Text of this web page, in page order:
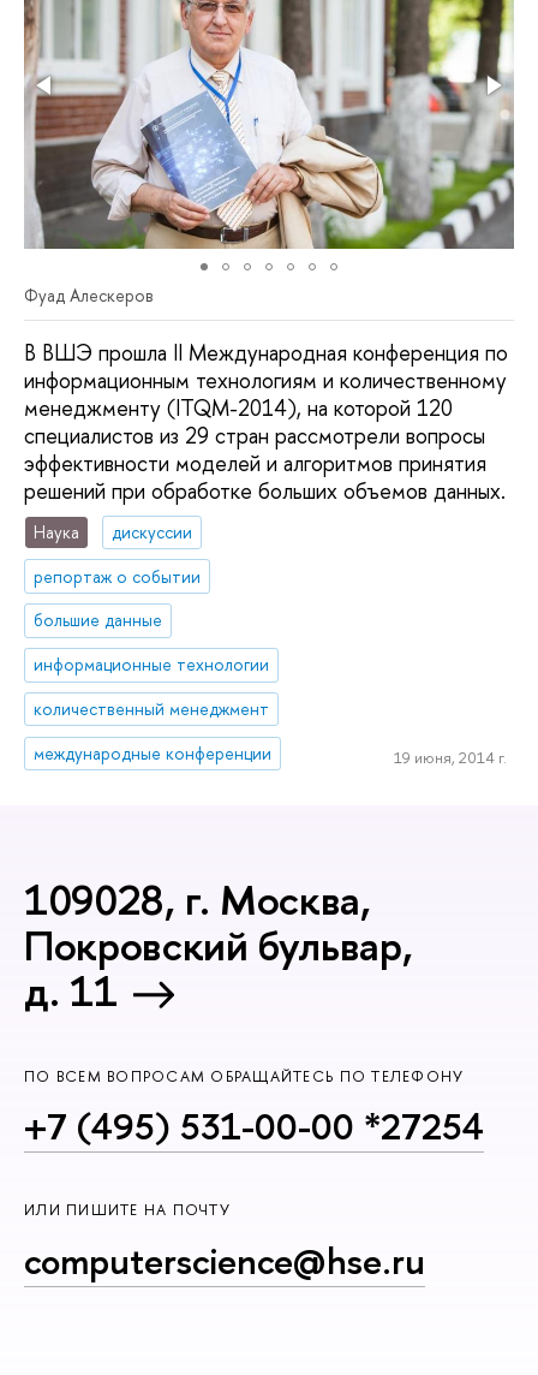
Фуад Алескеров
В ВШЭ прошла II Международная конференция по
информационным технологиям и количественному
менеджменту (ITQM-2014), на которой 120
специалистов из 29 стран рассмотрели вопросы
эффективности моделей и алгоритмов принятия
решений при обработке больших объемов данных.
Наука
дискуссии
репортаж о событии
большие данные
информационные технологии
количественный менеджмент
международные конференции
19 июня, 2014 г.
109028, г. Москва,
Покровский бульвар,
д. 11
ПО ВСЕМ ВОПРОСАМ ОБРАЩАЙТЕСЬ ПО ТЕЛЕФОНУ
+7 (495) 531-00-00 *27254
ИЛИ ПИШИТЕ НА ПОЧТУ
computerscience@hse.ru